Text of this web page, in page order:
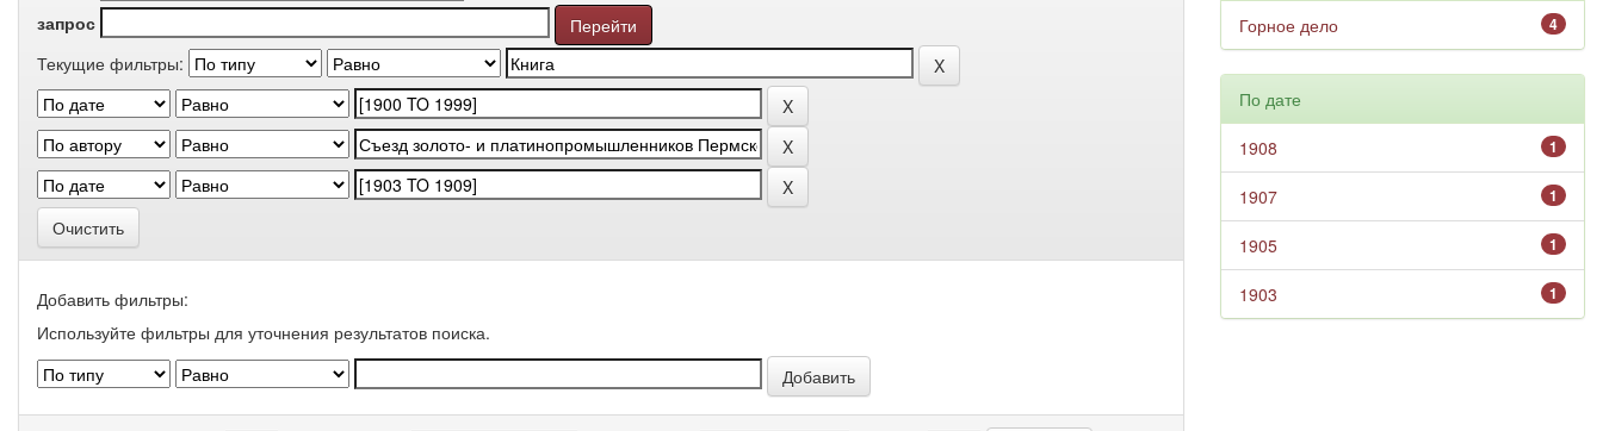
запрос
Текущие фильтры:
Очистить
Добавить фильтры:
Используйте фильтры для уточнения результатов поиска.
4
Горное дело
По дате
1
1908
1
1907
1
1905
1
1903